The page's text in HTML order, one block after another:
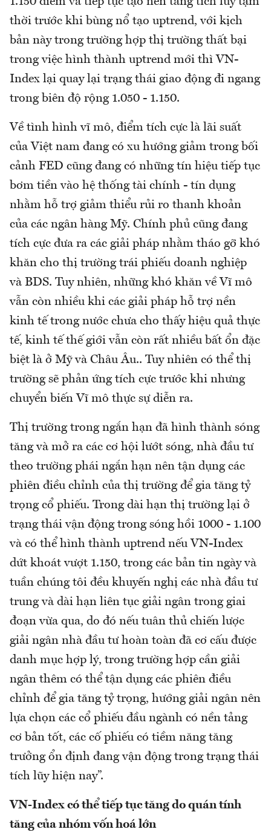
thời trước khi bùng nổ tạo uptrend, với kịch
bản này trong trường hợp thị trường thất bại
trong việc hình thành uptrend mới thì VN-
Index lại quay lại trạng thái giao động đi ngang
trong biên độ rộng 1.050 - 1.150.
Về tình hình vĩ mô, điểm tích cực là lãi suất
của Việt nam đang có xu hướng giảm trong bối
cảnh FED cũng đang có những tín hiệu tiếp tục
bơm tiền vào hệ thống tài chính - tín dụng
nhằm hỗ trợ giảm thiểu rủi ro thanh khoản
của các ngân hàng Mỹ. Chính phủ cũng đang
tích cực đưa ra các giải pháp nhằm tháo gỡ khó
khăn cho thị trường trái phiếu doanh nghiệp
và BDS. Tuy nhiên, những khó khăn về Vĩ mô
vẫn còn nhiều khi các giải pháp hỗ trợ nền
kinh tế trong nước chưa cho thấy hiệu quả thực
tế, kinh tế thế giới vẫn còn rất nhiều bất ổn đặc
biệt là ở Mỹ và Châu Âu.. Tuy nhiên có thể thị
trường sẽ phản ứng tích cực trước khi nhưng
chuyển biến Vĩ mô thực sự diễn ra.
Thị trường trong ngắn hạn đã hình thành sóng
tăng và mở ra các cơ hội lướt sóng, nhà đầu tư
theo trường phái ngắn hạn nên tận dụng các
phiên điều chỉnh của thị trường để gia tăng tỷ
trọng cổ phiếu. Trong dài hạn thị trường lại ở
trạng thái vận động trong sóng hồi 1000 - 1.100
và có thể hình thành uptrend nếu VN-Index
dứt khoát vượt 1.150, trong các bản tin ngày và
tuần chúng tôi đều khuyến nghị các nhà đầu tư
trung và dài hạn liên tục giải ngân trong giai
đoạn vừa qua, do đó nếu tuân thủ chiến lược
giải ngân nhà đầu tư hoàn toàn đã cơ cấu được
danh mục hợp lý, trong trường hợp cần giải
ngân thêm có thể tận dụng các phiên điều
chỉnh để gia tăng tỷ trọng, hướng giải ngân nên
lựa chọn các cổ phiếu đầu ngành có nền tảng
cơ bản tốt, các cố phiếu có tiềm năng tăng
trưởng ổn định đang vận động trong trạng thái
tích lũy hiện nay”.
VN-Index có thể tiếp tục tăng do quán tính
tăng của nhóm vốn hoá lớn